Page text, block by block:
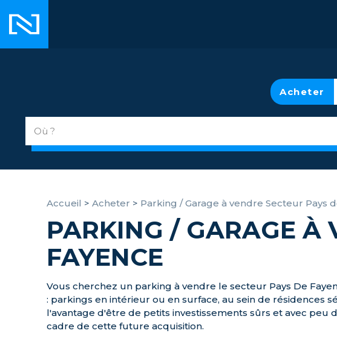
Acheter
Accueil > Acheter > Parking / Garage à vendre Secteur Pays
PARKING / GARAGE À
FAYENCE
Vous cherchez un parking à vendre le secteur Pays De
: parkings en intérieur ou en surface, au sein de résidences
l'avantage d'être de petits investissements sûrs et avec peu
cadre de cette future acquisition.